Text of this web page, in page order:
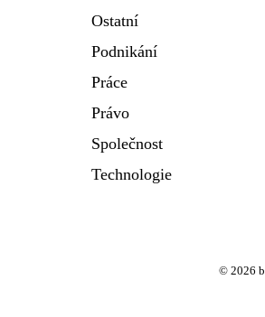
Ostatní
Podnikání
Práce
Právo
Společnost
Technologie
© 2026